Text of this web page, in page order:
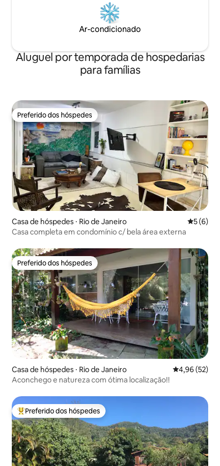
Ar-condicionado
Aluguel por temporada de hospedarias
para famílias
Preferido dos hóspedes
Preferido dos hóspedes
Casa de hóspedes ⋅ Rio de Janeiro 5 de
5 (6)
Casa completa em condomínio c/ bela área externa
Preferido dos hóspedes
Preferido dos hóspedes
Casa de hóspedes ⋅ Rio de Janeiro 4,96 de uma
4,96 (52)
Aconchego e natureza com ótima localização!!
Entre os melhores preferidos dos hóspedes
Preferido dos hóspedes